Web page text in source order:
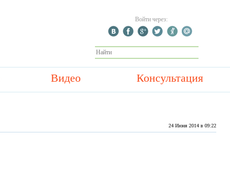
Войти через:
Видео Консультация
24 Июня 2014 в 09:22